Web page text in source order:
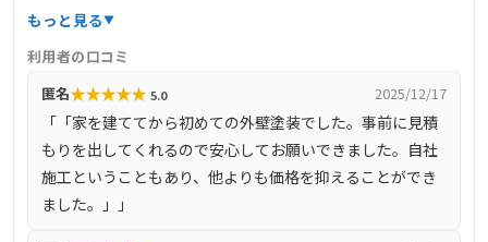
リフォームなど、屋根に関する工事全般を手掛けていま
と安心価格を提供しています。ドローンを活用した無料の
屋根診断サービスも実施しており、屋根の状態を的確に把
握することが可能です。さらに、JIOリフォームかし保険に
登録しており、施工後の保証体制も充実しています。
もっと見る
利用者の口コミ
匿名★★★★★ 5.0 2025/12/17
「「家を建ててから初めての外壁塗装でした。事前に見積
もりを出してくれるので安心してお願いできました。自社
施工ということもあり、他よりも価格を抑えることができ
ました。」」